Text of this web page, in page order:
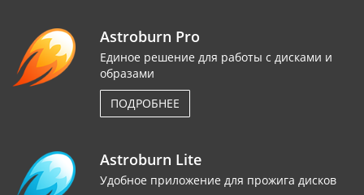
Astroburn Pro
Единое решение для работы с дисками и
образами
ПОДРОБНЕЕ
Astroburn Lite
Удобное приложение для прожига дисков